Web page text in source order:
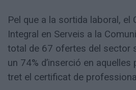
Pel que a la sortida laboral, el
Integral en Serveis a la
total de 67 ofertes del sector
un 74% d’inserció en aquelles
tret el certificat de